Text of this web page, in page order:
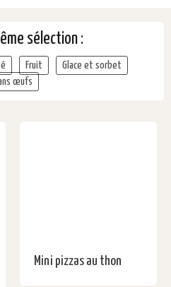
sélection :
Fruit
Glace et sorbet
œufs
Mini pizzas au thon